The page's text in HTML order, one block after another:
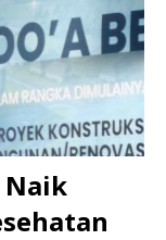
Naik